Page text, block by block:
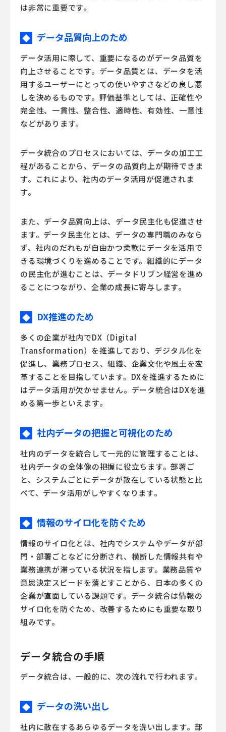
は非常に重要です。
◆ データ品質向上のため
データ活用に際して、重要になるのがデータ品質を
向上させることです。データ品質とは、データを活
用するユーザーにとっての使いやすさなどの良し悪
しを決めるものです。評価基準としては、正確性や
完全性、一貫性、整合性、適時性、有効性、一意性
などがあります。
データ統合のプロセスにおいては、データの加工工
程があることから、データの品質向上が期待できま
す。これにより、社内のデータ活用が促進されま
す。
また、データ品質向上は、データ民主化も促進させ
ます。データ民主化とは、データの専門職のみなら
ず、社内のだれもが自由かつ柔軟にデータを活用で
きる環境づくりを進めることです。組織的にデータ
の民主化が進むことは、データドリブン経営を進め
ることにつながり、企業の成長に寄与します。
◆ DX推進のため
多くの企業が社内でDX（Digital
Transformation）を推進しており、デジタル化を
促進し、業務プロセス、組織、企業文化や風土を変
革することを目指しています。DXを推進するために
はデータ活用が欠かせません。データ統合はDXを進
める第一歩といえます。
◆ 社内データの把握と可視化のため
社内のデータを統合して一元的に管理することは、
社内データの全体像の把握に役立ちます。部署ご
と、システムごとにデータが散在している状態と比
べて、データ活用がしやすくなります。
◆ 情報のサイロ化を防ぐため
情報のサイロ化とは、社内でシステムやデータが部
門・部署ごとなどに分断され、横断した情報共有や
業務連携が滞っている状況を指します。業務品質や
意思決定スピードを落とすことから、日本の多くの
企業が直面している課題です。データ統合は情報の
サイロ化を防ぐため、改善するためにも重要な取り
組みです。
データ統合の手順
データ統合は、一般的に、次の流れで行われます。
◆ データの洗い出し
社内に散在するあらゆるデータを洗い出します。部